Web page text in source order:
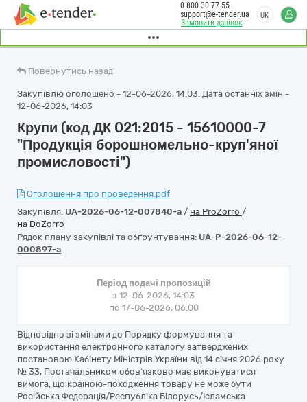
Замовити дзвінок
0 800 30 77 55
support@e-tender.ua
UK
Повернутись назад
Закупівлю оголошено - 12-06-2026, 14:03. Дата останніх змін -
12-06-2026, 14:03
Крупи (код ДК 021:2015 - 15610000-7
"Продукція борошномельно-круп'яної
промисловості")
Оголошення про проведення.pdf
Закупівля: UA-2026-06-12-007840-a / на ProZorro /
на DoZorro
Рядок плану закупівлі та обґрунтування: UA-P-2026-06-12-
000897-a
Період подачі пропозицій
з 12-06-2026, 14:03
по 17-06-2026, 06:00
Відповідно зі змінами до Порядку формування та
використання електронного каталогу затверджених
постановою Кабінету Міністрів України від 14 січня 2026 року
№ 33, Постачальником обов’язково має виконуватися
вимога, що країною-походження товару не може бути
Російська Федерація/Республіка Білорусь/Ісламська